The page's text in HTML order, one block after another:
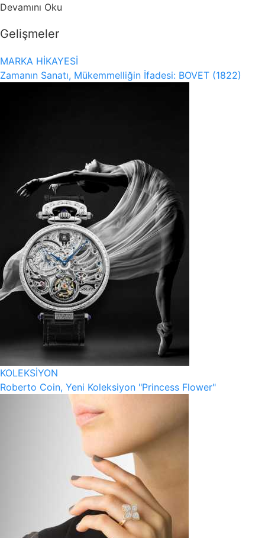
Devamını Oku
Gelişmeler
MARKA HİKAYESİ
Zamanın Sanatı, Mükemmelliğin İfadesi: BOVET (1822)
KOLEKSİYON
Roberto Coin, Yeni Koleksiyon "Princess Flower"